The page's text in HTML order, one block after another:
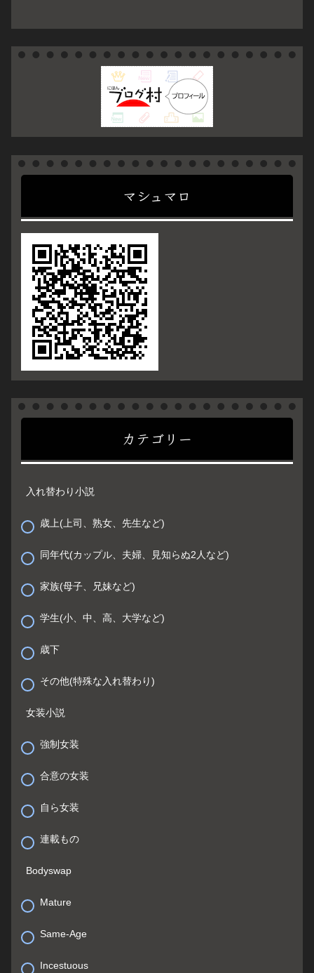
マシュマロ
カテゴリー
入れ替わり小説
歳上(上司、熟女、先生など)
同年代(カップル、夫婦、見知らぬ2人など)
家族(母子、兄妹など)
学生(小、中、高、大学など)
歳下
その他(特殊な入れ替わり)
女装小説
強制女装
合意の女装
自ら女装
連載もの
Bodyswap
Mature
Same-Age
Incestuous